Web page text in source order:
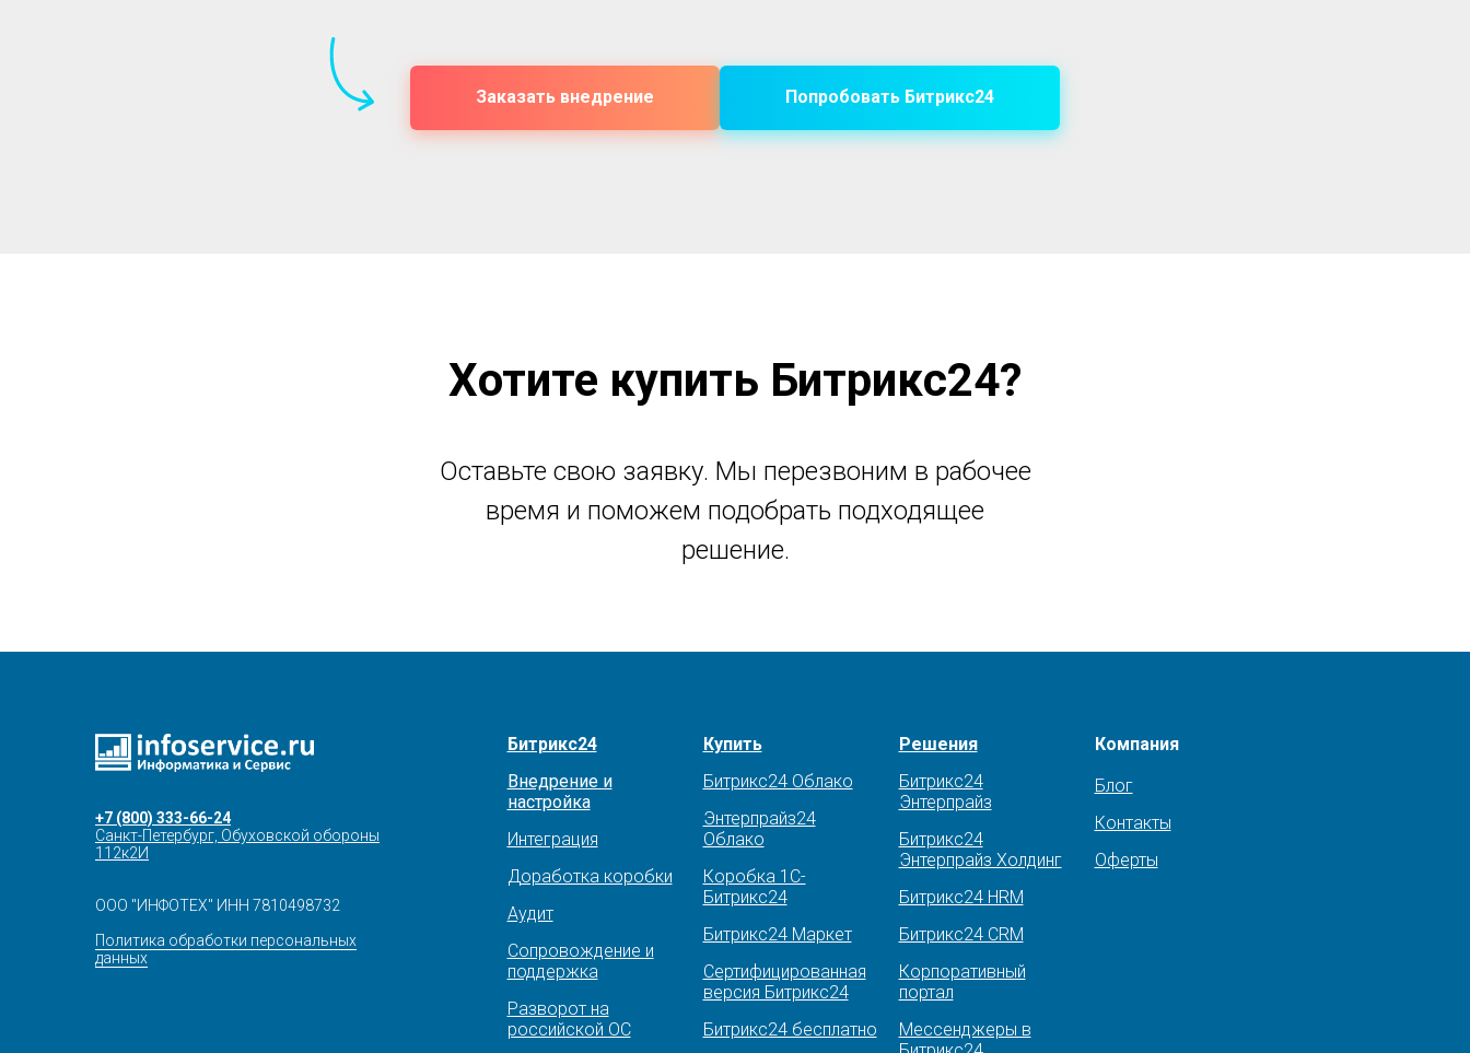
Заказать внедрение Попробовать Битрикс24
Хотите купить Битрикс24?
Оставьте свою заявку. Мы перезвоним в рабочее
время и поможем подобрать подходящее
решение.
+7 (800) 333-66-24
Санкт-Петербург, Обуховской обороны
112к2И
ООО "ИНФОТЕХ" ИНН 7810498732
Политика обработки персональных
данных
Битрикс24
Внедрение и
настройка
Интеграция
Доработка коробки
Аудит
Сопровождение и
поддержка
Разворот на
российской ОС
Купить
Битрикс24 Облако
Энтерпрайз24
Облако
Коробка 1С-
Битрикс24
Битрикс24 Маркет
Сертифицированная
версия Битрикс24
Битрикс24 бесплатно
Решения
Битрикс24
Энтерпрайз
Битрикс24
Энтерпрайз Холдинг
Битрикс24 HRM
Битрикс24 CRM
Корпоративный
портал
Мессенджеры в
Компания
Блог
Контакты
Оферты